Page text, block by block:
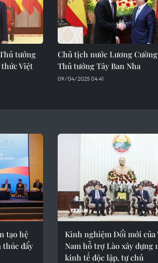
tướng
Việt
Chủ tịch nước Lương
Thủ tướng Tây Ban Nha
09/04/2025 04:41
tạo hệ
thúc đẩy
Kinh nghiệm Đổi mới của
Nam hỗ trợ Lào xây dựng
kinh tế độc lập, tự chủ